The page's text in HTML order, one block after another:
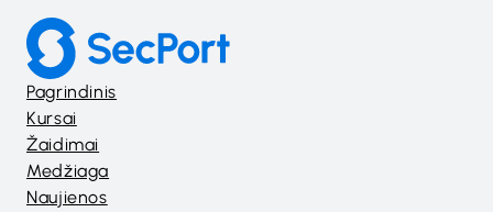
Pagrindinis
Kursai
Žaidimai
Medžiaga
Naujienos